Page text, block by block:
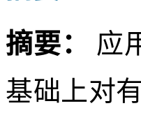
摘要： 应
基础上对